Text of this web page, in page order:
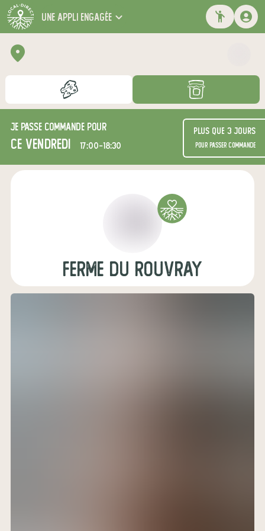
une appli engagée
Je passe commande pour
ce vendredi 17:00-18:30
Plus que 3 jours
pour passer commande
Ferme du rouvray